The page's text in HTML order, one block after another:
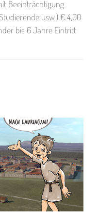
Beeinträchtigung
usw.) € 4,00
bis 6 Jahre Eintritt